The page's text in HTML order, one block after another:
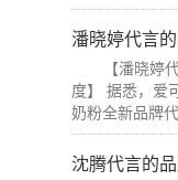
潘晓婷代言
【潘晓婷
度】 据悉，爱
奶粉全新品牌
沈腾代言的